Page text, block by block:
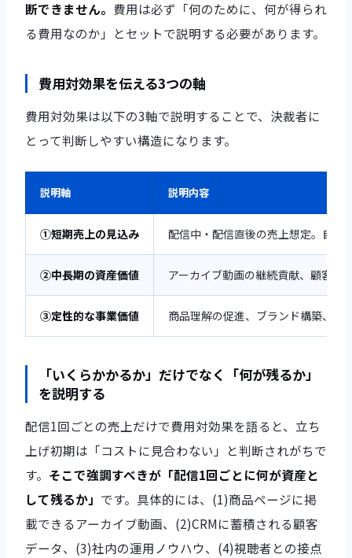
断できません。 費用は必ず「何のために、何が得られ
る費用なのか」とセットで説明する必要があります。
費用対効果を伝える3つの軸
費用対効果は以下の3軸で説明することで、決裁者に
とって判断しやすい構造になります。
説明軸 説明内容
①短期売上の見込み 配信中・配信直後の売上想定。自社
②中長期の資産価値 アーカイブ動画の継続貢献、顧客デ
③定性的な事業価値 商品理解の促進、ブランド構築、顧
「いくらかかるか」だけでなく「何が残るか」
を説明する
配信1回ごとの売上だけで費用対効果を語ると、立ち
上げ初期は「コストに見合わない」と判断されがちで
す。 そこで強調すべきが「配信1回ごとに何が資産と
して残るか」 です。具体的には、(1)商品ページに掲
載できるアーカイブ動画、(2)CRMに蓄積される顧客
データ、(3)社内の運用ノウハウ、(4)視聴者との接点